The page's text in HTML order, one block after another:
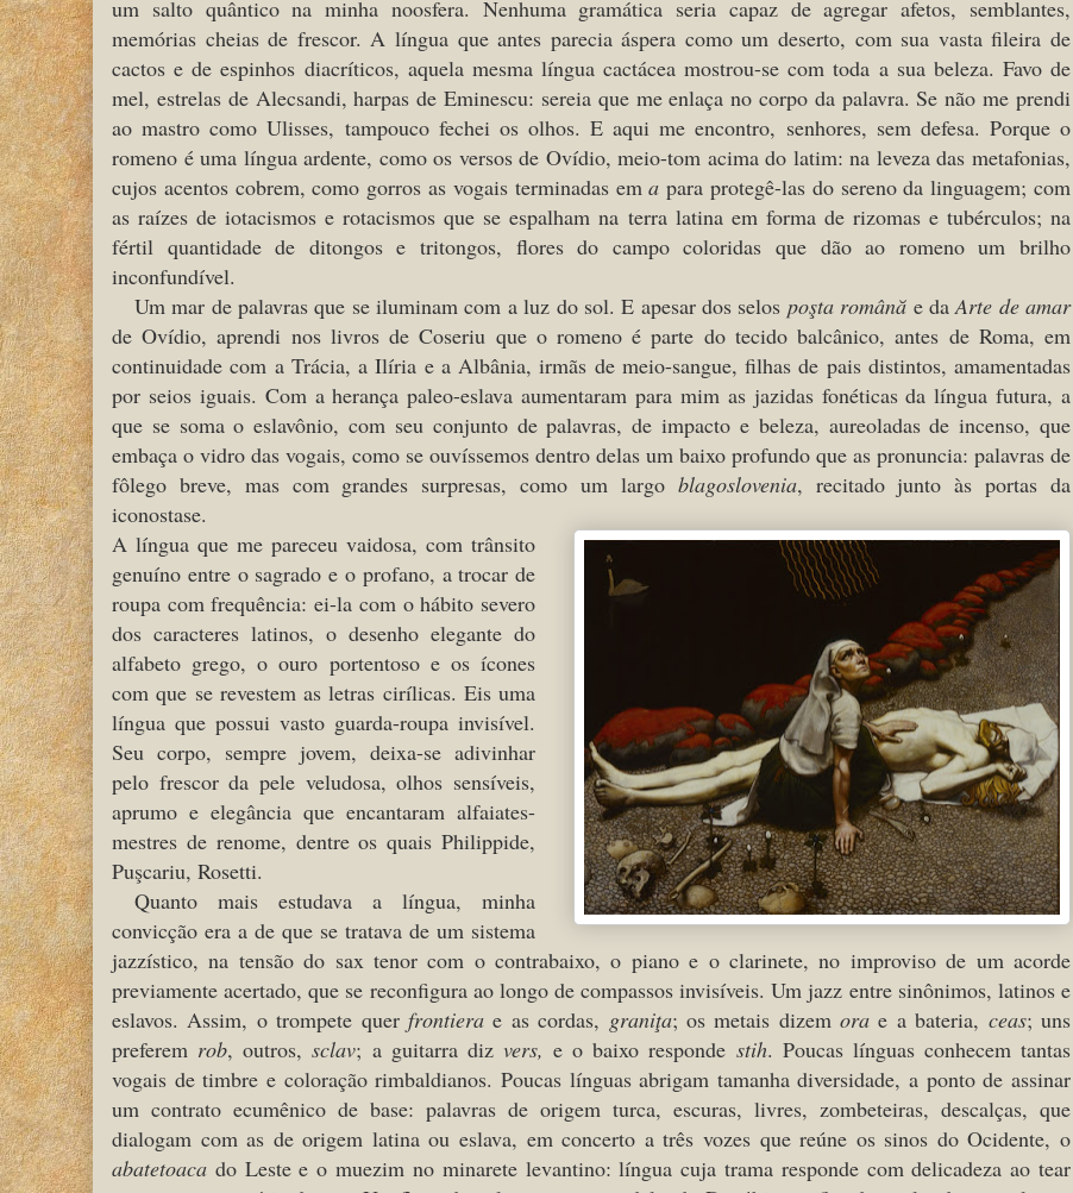
um salto quântico na minha noosfera. Nenhuma gramática seria capaz de agregar afetos, semblantes,
memórias cheias de frescor. A língua que antes parecia áspera como um deserto, com sua vasta fileira de
cactos e de espinhos diacríticos, aquela mesma língua cactácea mostrou-se com toda a sua beleza. Favo de
mel, estrelas de Alecsandi, harpas de Eminescu: sereia que me enlaça no corpo da palavra. Se não me prendi
ao mastro como Ulisses, tampouco fechei os olhos. E aqui me encontro, senhores, sem defesa. Porque o
romeno é uma língua ardente, como os versos de Ovídio, meio-tom acima do latim: na leveza das metafonias,
cujos acentos cobrem, como gorros as vogais terminadas ema para protegê-las do sereno da linguagem; com
as raízes de iotacismos e rotacismos que se espalham na terra latina em forma de rizomas e tubérculos; na
fértil quantidade de ditongos e tritongos, flores do campo coloridas que dão ao romeno um brilho
inconfundível.
Um mar de palavras que se iluminam com a luz do sol. E apesar dos selos poşta română e daArte de amar
de Ovídio, aprendi nos livros de Coseriu que o romeno é parte do tecido balcânico, antes de Roma, em
continuidade com a Trácia, a Ilíria e a Albânia, irmãs de meio-sangue, filhas de pais distintos, amamentadas
por seios iguais. Com a herança paleo-eslava aumentaram para mim as jazidas fonéticas da língua futura, a
que se soma o eslavônio, com seu conjunto de palavras, de impacto e beleza, aureoladas de incenso, que
embaça o vidro das vogais, como se ouvíssemos dentro delas um baixo profundo que as pronuncia: palavras de
fôlego breve, mas com grandes surpresas, como um largo blagoslovenia, recitado junto às portas da
iconostase.
A língua que me pareceu vaidosa, com trânsito
genuíno entre o sagrado e o profano, a trocar de
roupa com frequência: ei-la com o hábito severo
dos caracteres latinos, o desenho elegante do
alfabeto grego, o ouro portentoso e os ícones
com que se revestem as letras cirílicas. Eis uma
língua que possui vasto guarda-roupa invisível.
Seu corpo, sempre jovem, deixa-se adivinhar
pelo frescor da pele veludosa, olhos sensíveis,
aprumo e elegância que encantaram alfaiates-
mestres de renome, dentre os quais Philippide,
Puşcariu, Rosetti.
Quanto mais estudava a língua, minha
convicção era a de que se tratava de um sistema
jazzístico, na tensão do sax tenor com o contrabaixo, o piano e o clarinete, no improviso de um acorde
previamente acertado, que se reconfigura ao longo de compassos invisíveis. Um jazz entre sinônimos, latinos e
eslavos. Assim, o trompete quer frontierae as cordas, graniţa; os metais dizemora e a bateria, ceas; uns
preferem rob, outros,sclav; a guitarra diz vers, e o baixo responde stih. Poucas línguas conhecem tantas
vogais de timbre e coloração rimbaldianos. Poucas línguas abrigam tamanha diversidade, a ponto de assinar
um contrato ecumênico de base: palavras de origem turca, escuras, livres, zombeteiras, descalças, que
dialogam com as de origem latina ou eslava, em concerto a três vozes que reúne os sinos do Ocidente, o
abatetoaca do Leste e o muezim no minarete levantino: língua cuja trama responde com delicadeza ao tear